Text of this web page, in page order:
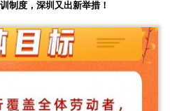
制度，深圳又出新举措！